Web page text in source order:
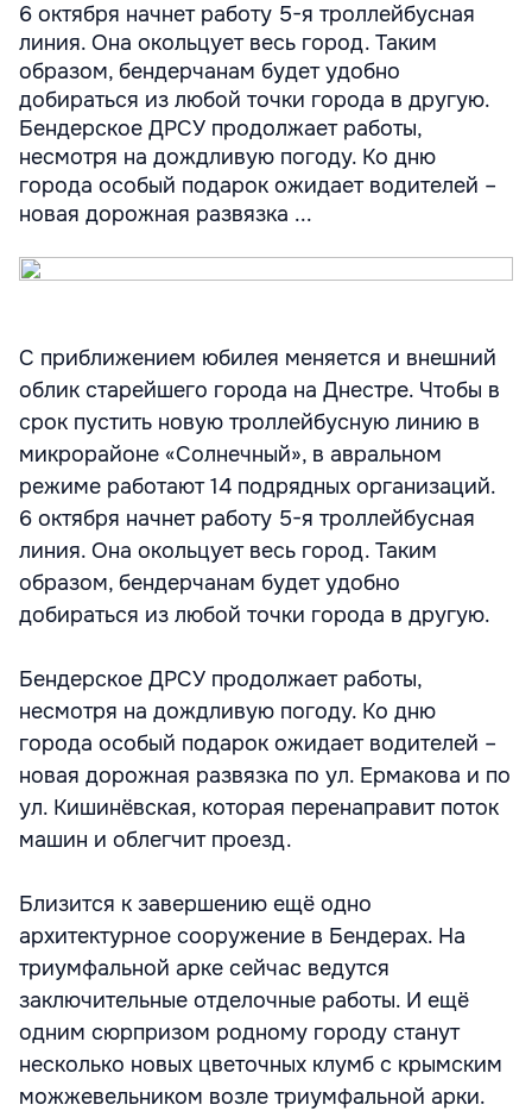
6 октября начнет работу 5-я троллейбусная
линия. Она окольцует весь город. Таким
образом, бендерчанам будет удобно
добираться из любой точки города в другую.
Бендерское ДРСУ продолжает работы,
несмотря на дождливую погоду. Ко дню
города особый подарок ожидает водителей –
новая дорожная развязка ...
С приближением юбилея меняется и внешний
облик старейшего города на Днестре. Чтобы в
срок пустить новую троллейбусную линию в
микрорайоне «Солнечный», в авральном
режиме работают 14 подрядных организаций.
6 октября начнет работу 5-я троллейбусная
линия. Она окольцует весь город. Таким
образом, бендерчанам будет удобно
добираться из любой точки города в другую.
Бендерское ДРСУ продолжает работы,
несмотря на дождливую погоду. Ко дню
города особый подарок ожидает водителей –
новая дорожная развязка по ул. Ермакова и по
ул. Кишинёвская, которая перенаправит поток
машин и облегчит проезд.
Близится к завершению ещё одно
архитектурное сооружение в Бендерах. На
триумфальной арке сейчас ведутся
заключительные отделочные работы. И ещё
одним сюрпризом родному городу станут
несколько новых цветочных клумб с крымским
можжевельником возле триумфальной арки.